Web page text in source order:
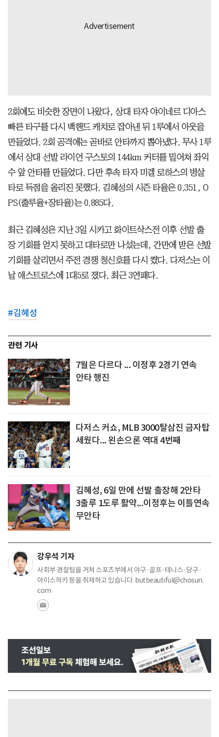
2회에도 비슷한 장면이 나왔다, 상대 타자 야이네르 디아스
빠른 타구를 다시 백핸드 캐치로 잡아낸 뒤 1루에서 아웃을
만들었다. 2회 공격에는 곧바로 안타까지 뽑아냈다. 무사 1루
에서 상대 선발 라이언 구스토의 144km 커터를 밀어쳐 좌익
수 앞 안타를 만들었다. 다만 후속 타자 미겔 로하스의 병살
타로 득점을 올리진 못했다. 김혜성의 시즌 타율은 0.351, O
PS(출루율+장타율)는 0.885다.
최근 김혜성은 지난 3일 시카고 화이트삭스전 이후 선발 출
장 기회를 얻지 못하고 대타로만 나섰는데, 간만에 받은 선발
기회를 살리면서 주전 경쟁 청신호를 다시 켰다. 다저스는 이
날 애스트로스에 1대5로 졌다. 최근 3연패다.
#김혜성
관련 기사
7월은 다르다 ... 이정후 2경기 연속
안타 행진
다저스 커쇼, MLB 3000탈삼진 금자탑
세웠다... 왼손으론 역대 4번째
김혜성, 6일 만에 선발 출장해 2안타
3출루 1도루 활약...이정후는 이틀연속
무안타
강우석 기자
사회부 경찰팀을 거쳐 스포츠부에서 야구·골프·테니스·당구·
아이스하키 등을 취재하고 있습니다. butbeautiful@chosun.
com